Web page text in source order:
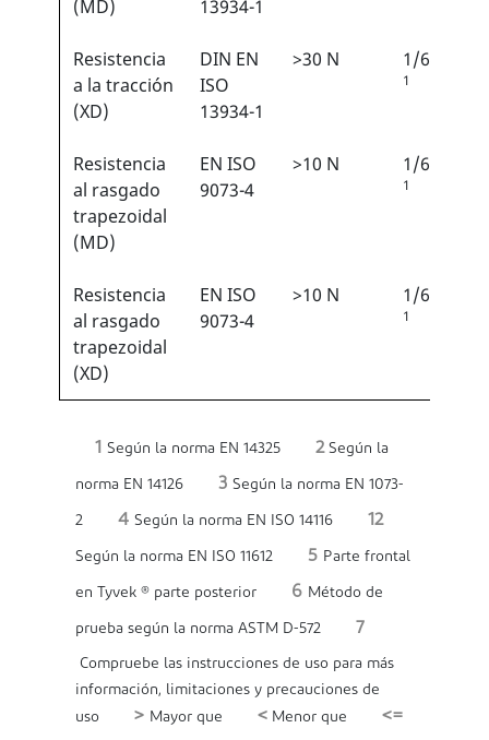
(MD)
13934-1
Resistencia
a la tracción
(XD)
DIN EN
ISO
13934-1
>30 N 1/6
1
Resistencia
al rasgado
trapezoidal
(MD)
EN ISO
9073-4
>10 N 1/6
1
Resistencia
al rasgado
trapezoidal
(XD)
EN ISO
9073-4
>10 N 1/6
1
1 Según la norma EN 14325 2Según la
norma EN 14126 3 Según la norma EN 1073-
2 4 Según la norma EN ISO 14116 12
Según la norma EN ISO 11612 5 Parte frontal
en Tyvek ® parte posterior 6 Método de
prueba según la norma ASTM D-572 7
Compruebe las instrucciones de uso para más
información, limitaciones y precauciones de
uso
> Mayor que < Menor que <=